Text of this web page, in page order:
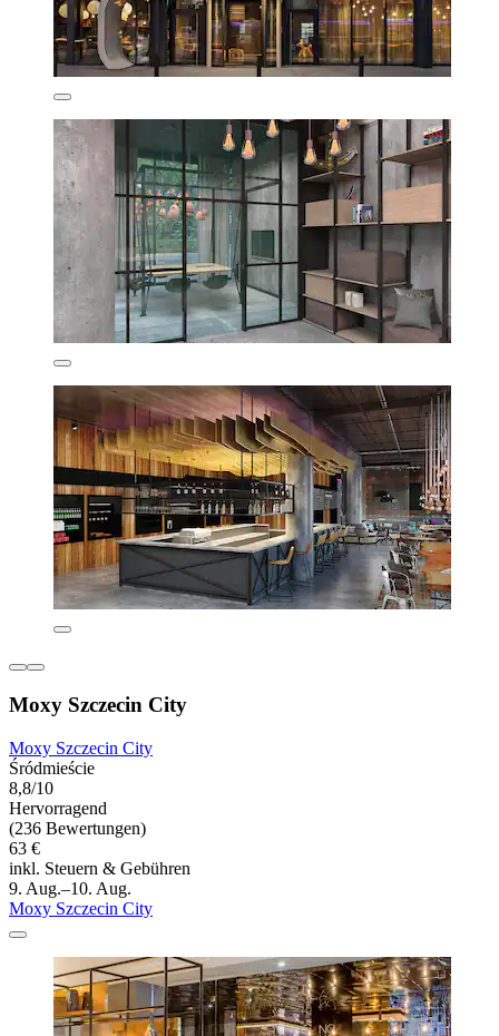
Moxy Szczecin City
Moxy Szczecin City
Śródmieście
8,8/10
Hervorragend
(236 Bewertungen)
63 €
inkl. Steuern & Gebühren
9. Aug.–10. Aug.
Moxy Szczecin City